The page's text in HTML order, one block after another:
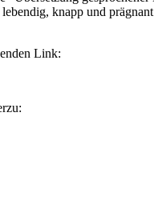
knapp und
Link: